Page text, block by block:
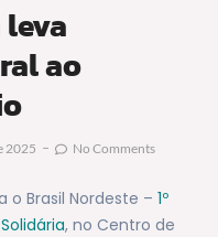
ao
2025 No Comments
o Brasil Nordeste – 1º
, no Centro de